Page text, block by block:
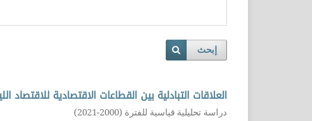
إبحث
العلاقات التبادلية بين القطاعات الاقتصادية للاقتصاد
دراسة تحليلية قياسية للفترة (2000-2021)